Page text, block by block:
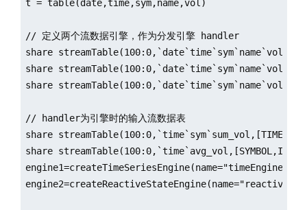
if(existsDatabase("dfs://test_trades")){
}
db1=database("",RANGE, 2022.01.04..2022.01.07)
db2=database("",VALUE,`IBM`GS)
db=database("dfs://test_trades",COMPO,[db1, db2])
trades.append!(t);
select count(*) from trades
// output
12000
t = table(date,time,sym,name,vol)
// 定义两个流数据引擎，作为分发引擎 handler
share
share
share
// handler为引擎时的输入流数据表
share
share